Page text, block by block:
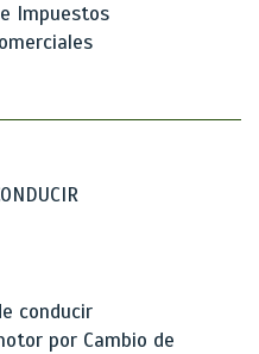
Impuestos
conducir
por Cambio de